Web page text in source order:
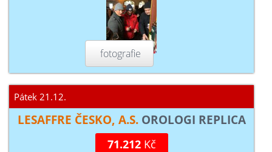
fotografie
Pátek 21.12.
LESAFFRE ČESKO, A.S. OROLOGI REPLICA
71.212Kč